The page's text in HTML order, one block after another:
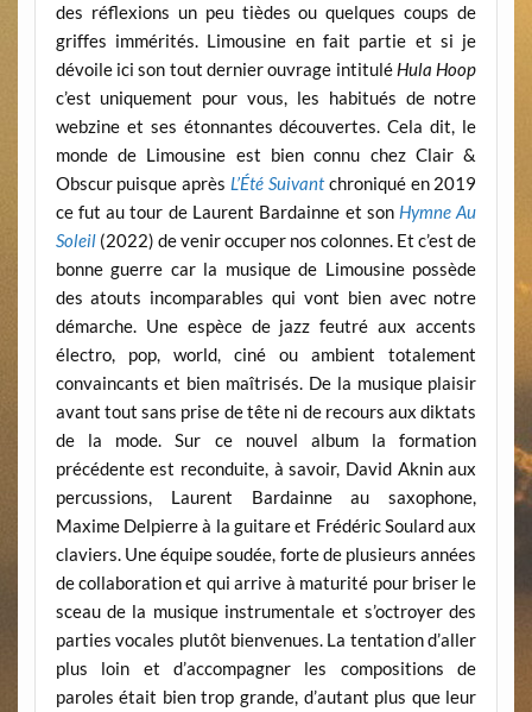
des réflexions un peu tièdes ou quelques coups de
griffes immérités. Limousine en fait partie et si je
dévoile ici son tout dernier ouvrage intitulé Hula Hoop
c’est uniquement pour vous, les habitués de notre
webzine et ses étonnantes découvertes. Cela dit, le
monde de Limousine est bien connu chez Clair &
Obscur puisque après L’Été Suivantchroniqué en 2019
ce fut au tour de Laurent Bardainne et sonHymne Au
Soleil(2022) de venir occuper nos colonnes. Et c’est de
bonne guerre car la musique de Limousine possède
des atouts incomparables qui vont bien avec notre
démarche. Une espèce de jazz feutré aux accents
électro, pop, world, ciné ou ambient totalement
convaincants et bien maîtrisés. De la musique plaisir
avant tout sans prise de tête ni de recours aux diktats
de la mode. Sur ce nouvel album la formation
précédente est reconduite, à savoir, David Aknin aux
percussions, Laurent Bardainne au saxophone,
Maxime Delpierre à la guitare et Frédéric Soulard aux
claviers. Une équipe soudée, forte de plusieurs années
de collaboration et qui arrive à maturité pour briser le
sceau de la musique instrumentale et s’octroyer des
parties vocales plutôt bienvenues. La tentation d’aller
plus loin et d’accompagner les compositions de
paroles était bien trop grande, d’autant plus que leur